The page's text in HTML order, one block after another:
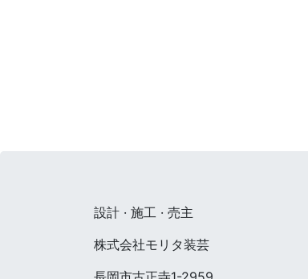
設計 · 施工 · 売主
株式会社モリタ装芸